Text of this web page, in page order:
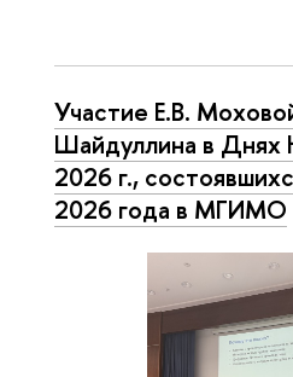
Участие Е.В.
Шайдуллина в
2026 г.,
2026 года в МГИМО